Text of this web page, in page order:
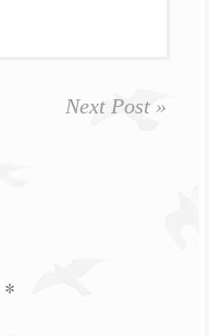
Next Post »
*